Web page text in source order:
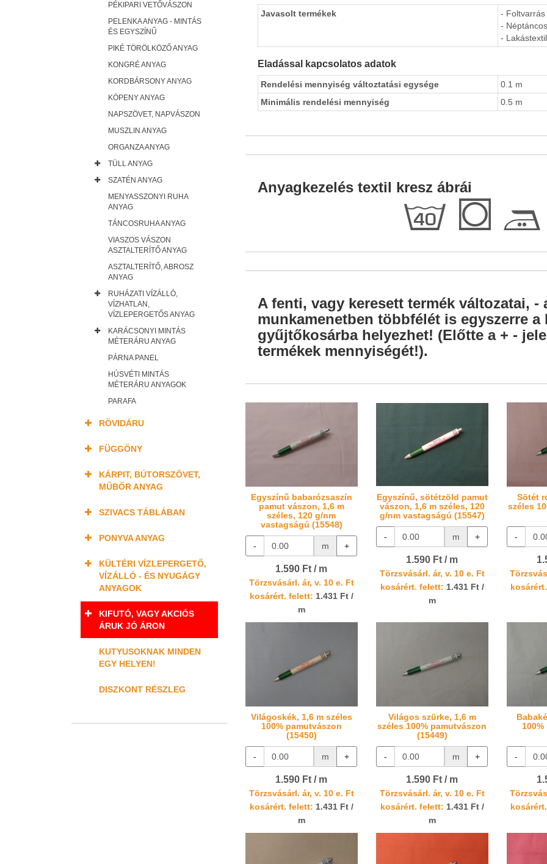
Javasolt termékek
- Foltvarrás
-
- Lakástextil
Eladással kapcsolatos adatok
Rendelési mennyiség változtatási egysége
0.1 m
Minimális rendelési mennyiség
0.5 m
Anyagkezelés textil kresz ábrái
h Q E
A fenti, vagy keresett termék változatai,
munkamenetben többfélét is egyszerre
gyűjtőkosárba helyezhet! (Előtte a + -
termékek mennyiségét!).
Egyszínű babarózsaszín
pamut vászon, 1,6 m
széles, 120 g/nm
vastagságú (15548)
- m +
1.590 Ft / m
Törzsvásárl. ár, v. 10 e. Ft
kosárért. felett: 1.431 Ft /
m
Egyszínű, sötétzöld pamut
vászon, 1,6 m széles, 120
g/nm vastagságú (15547)
- m +
1.590 Ft / m
Törzsvásárl. ár, v. 10 e. Ft
kosárért. felett: 1.431 Ft /
m
Sötét
széles
-
Világoskék, 1,6 m széles
100% pamutvászon
(15450)
- m +
1.590 Ft / m
Törzsvásárl. ár, v. 10 e. Ft
kosárért. felett: 1.431 Ft /
m
Világos szürke, 1,6 m
széles 100% pamutvászon
(15449)
- m +
1.590 Ft / m
Törzsvásárl. ár, v. 10 e. Ft
kosárért. felett: 1.431 Ft /
m
-
PÉKIPARI VETŐVÁSZON
PELENKA ANYAG - MINTÁS
ÉS EGYSZÍNŰ
PIKÉ TÖRÖLKÖZŐ ANYAG
KONGRÉ ANYAG
KORDBÁRSONY ANYAG
KÖPENY ANYAG
NAPSZÖVET, NAPVÁSZON
MUSZLIN ANYAG
ORGANZA ANYAG
TÜLL ANYAG
SZATÉN ANYAG
MENYASSZONYI RUHA
ANYAG
TÁNCOSRUHA ANYAG
VIASZOS VÁSZON
ASZTALTERÍTŐ ANYAG
ASZTALTERÍTŐ, ABROSZ
ANYAG
RUHÁZATI VÍZÁLLÓ,
VÍZHATLAN,
VÍZLEPERGETŐS ANYAG
KARÁCSONYI MINTÁS
MÉTERÁRU ANYAG
PÁRNA PANEL
HÚSVÉTI MINTÁS
MÉTERÁRU ANYAGOK
PARAFA
RÖVIDÁRU
FÜGGÖNY
KÁRPIT, BÚTORSZÖVET,
MŰBŐR ANYAG
SZIVACS TÁBLÁBAN
PONYVA ANYAG
KÜLTÉRI VÍZLEPERGETŐ,
VÍZÁLLÓ - ÉS NYUGÁGY
ANYAGOK
KIFUTÓ, VAGY AKCIÓS
ÁRUK JÓ ÁRON
KUTYUSOKNAK MINDEN
EGY HELYEN!
DISZKONT RÉSZLEG